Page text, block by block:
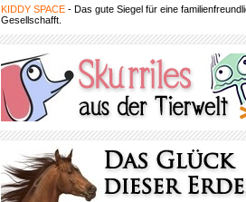
KIDDY SPACE - Das gute Siegel für eine
Gesellschafft.